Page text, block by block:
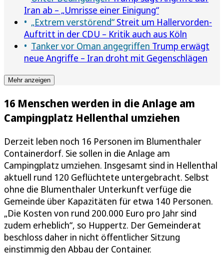
Iran ab – „Umrisse einer Einigung“
„Extrem verstörend“ Streit um Hallervorden-
Auftritt in der CDU – Kritik auch aus Köln
Tanker vor Oman angegriffen Trump erwägt
neue Angriffe – Iran droht mit Gegenschlägen
Mehr anzeigen
16 Menschen werden in die Anlage am
Campingplatz Hellenthal umziehen
Derzeit leben noch 16 Personen im Blumenthaler
Containerdorf. Sie sollen in die Anlage am
Campingplatz umziehen. Insgesamt sind in Hellenthal
aktuell rund 120 Geflüchtete untergebracht. Selbst
ohne die Blumenthaler Unterkunft verfüge die
Gemeinde über Kapazitäten für etwa 140 Personen.
„Die Kosten von rund 200.000 Euro pro Jahr sind
zudem erheblich“, so Huppertz. Der Gemeinderat
beschloss daher in nicht öffentlicher Sitzung
einstimmig den Abbau der Container.